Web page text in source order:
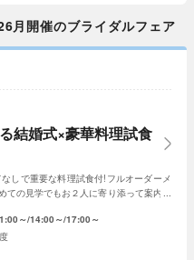
開催のブライダルフェア
結婚式×豪華料理試食
しで重要な料理試食付!フルオーダーメ
の見学でもお２人に寄り添って案内さ
～ 14:00～ 17:00～